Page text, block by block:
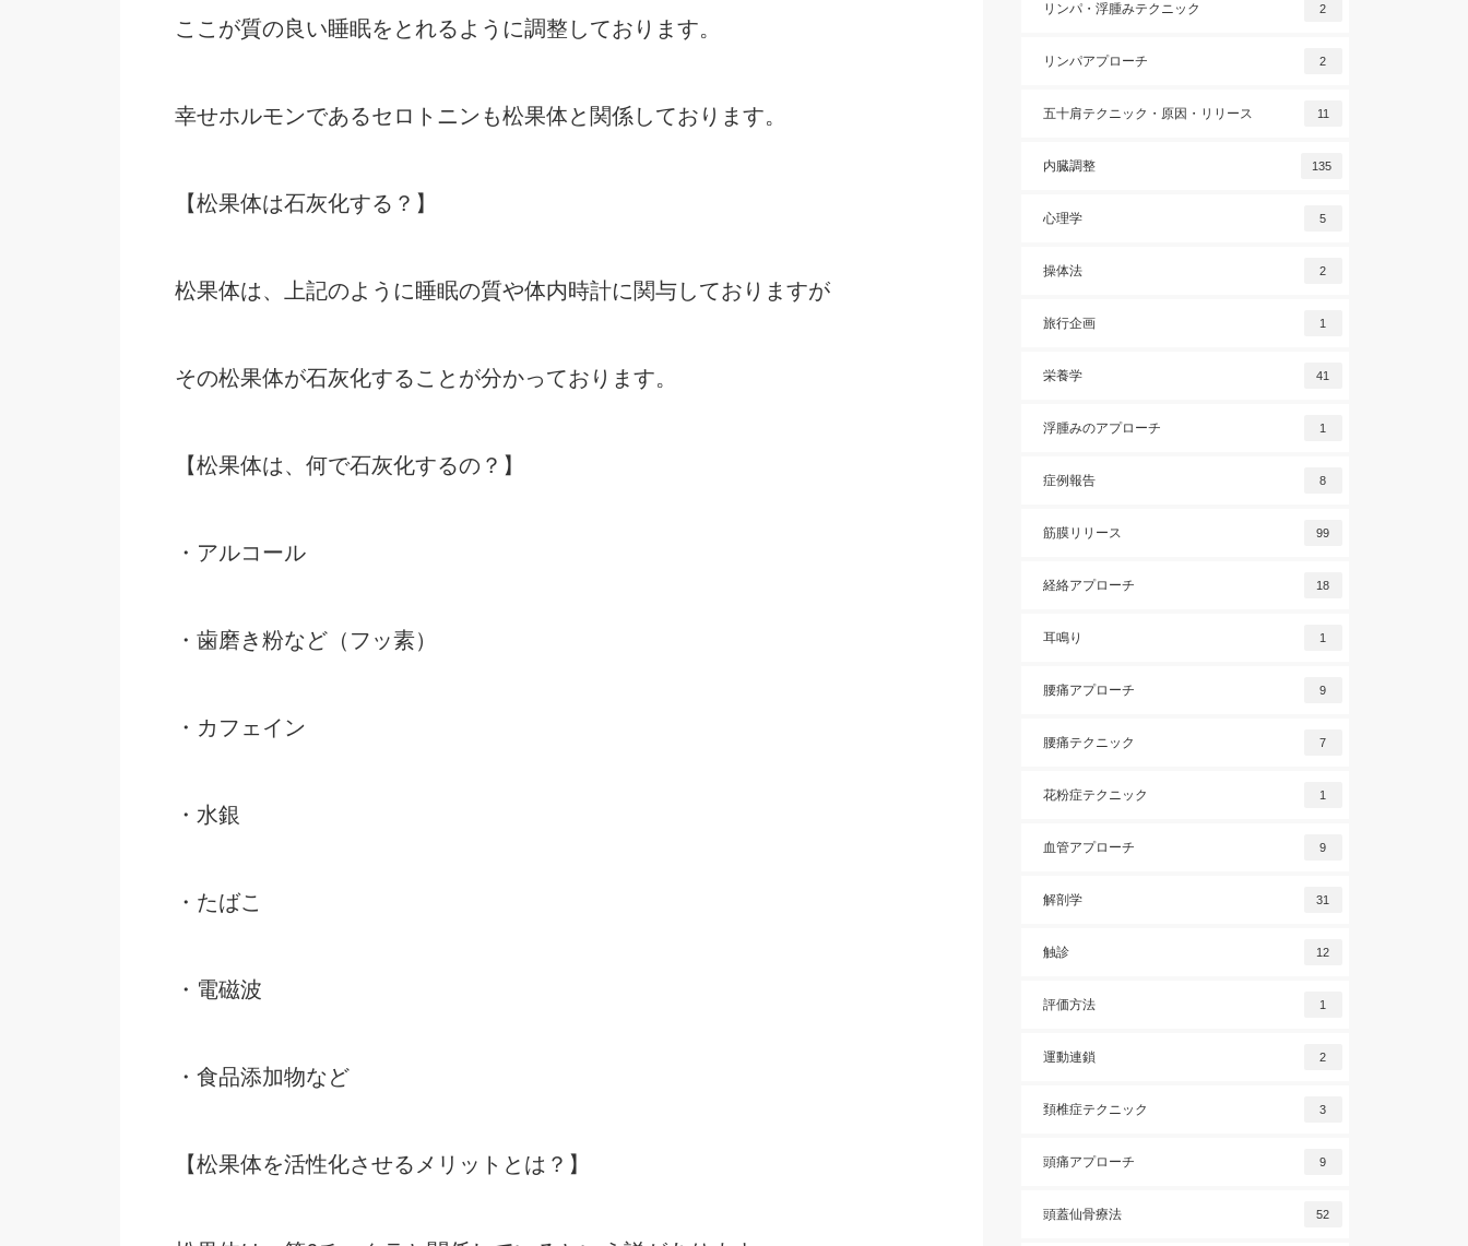
ここが質の良い睡眠をとれるように調整しております。
幸せホルモンであるセロトニンも松果体と関係しております。
【松果体は石灰化する？】
松果体は、上記のように睡眠の質や体内時計に関与しておりますが
その松果体が石灰化することが分かっております。
【松果体は、何で石灰化するの？】
・アルコール
・歯磨き粉など（フッ素）
・カフェイン
・水銀
・たばこ
・電磁波
・食品添加物など
【松果体を活性化させるメリットとは？】
リンパ・浮腫みテクニック 2
リンパアプローチ 2
五十肩テクニック・原因・リリース 11
内臓調整 135
心理学 5
操体法 2
旅行企画 1
栄養学 41
浮腫みのアプローチ 1
症例報告 8
筋膜リリース 99
経絡アプローチ 18
耳鳴り 1
腰痛アプローチ 9
腰痛テクニック 7
花粉症テクニック 1
血管アプローチ 9
解剖学 31
触診 12
評価方法 1
運動連鎖 2
頚椎症テクニック 3
頭痛アプローチ 9
頭蓋仙骨療法 52